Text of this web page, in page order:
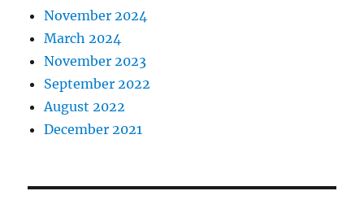
November 2024
March 2024
November 2023
September 2022
August 2022
December 2021